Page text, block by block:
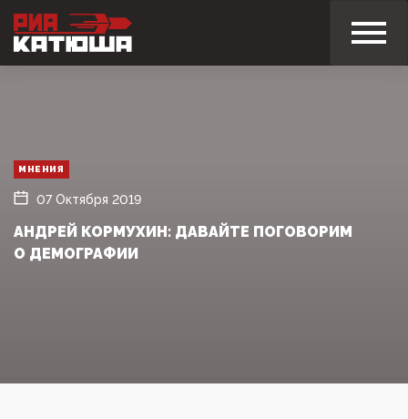
МНЕНИЯ
07 Октября 2019
АНДРЕЙ КОРМУХИН: ДАВАЙТЕ ПОГОВОРИМ
О ДЕМОГРАФИИ